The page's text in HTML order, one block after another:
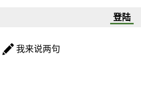
登陆
我来说两句